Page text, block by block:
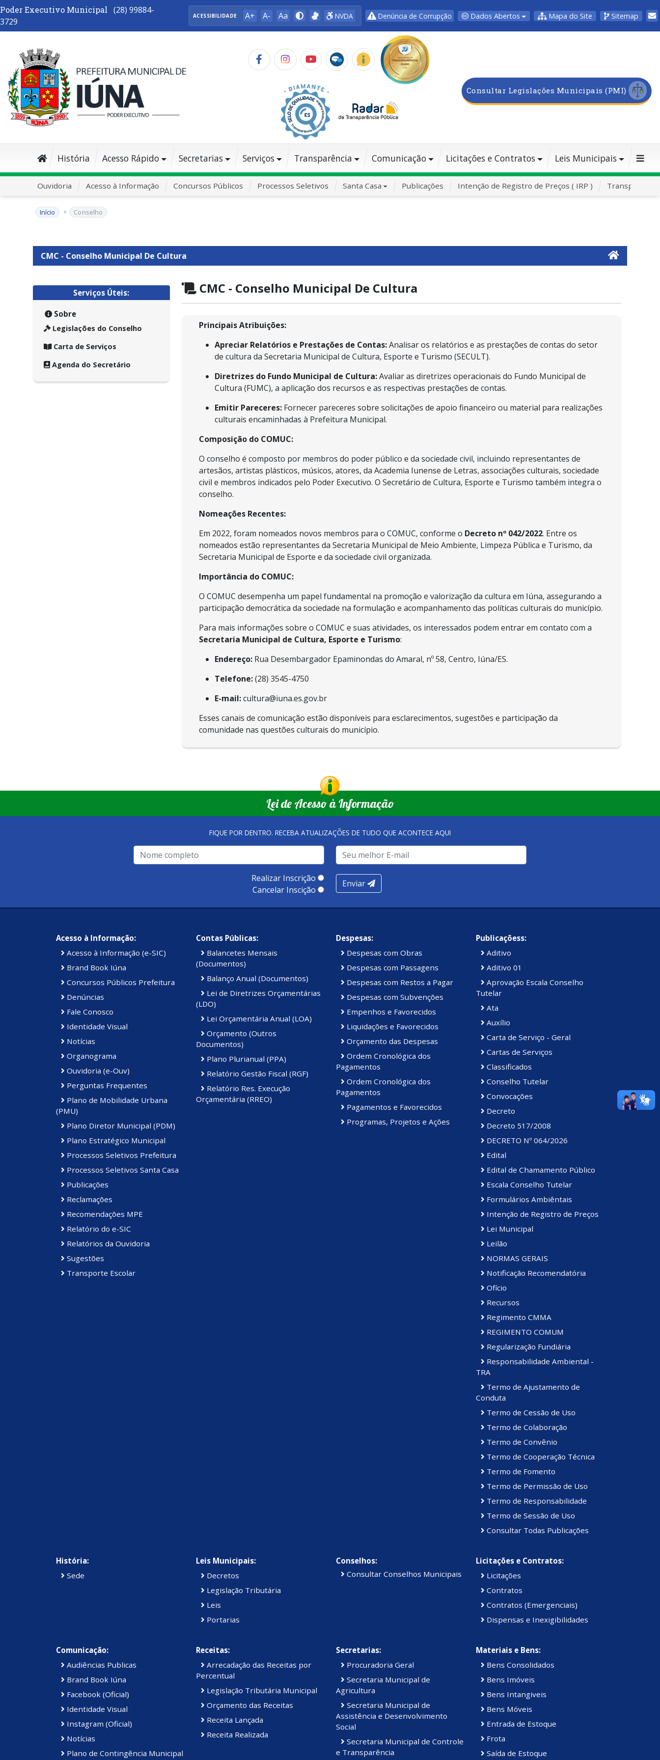
Poder Executivo Municipal
(28) 99884-
3729
ACESSIBILIDADE A+ A- Aa NVDA Denúncia de Corrupção Dados Abertos Mapa do Site Sitemap
Consultar Legislações Municipais (PMI)
História Acesso Rápido Secretarias Serviços Transparência Comunicação Licitações e Contratos Leis Municipais
Ouvidoria Acesso à Informação Concursos Públicos Processos Seletivos Santa Casa Publicações Intenção de Registro de Preços ( IRP ) Transporte
Início Conselho
CMC - Conselho Municipal De Cultura
Serviços Úteis:
Sobre
Legislações do Conselho
Carta de Serviços
Agenda do Secretário
CMC - Conselho Municipal De Cultura
Principais Atribuições:
Apreciar Relatórios e Prestações de Contas:Analisar os relatórios e as prestações de contas do setor
de cultura da Secretaria Municipal de Cultura, Esporte e Turismo (SECULT).
Diretrizes do Fundo Municipal de Cultura:Avaliar as diretrizes operacionais do Fundo Municipal de
Cultura (FUMC), a aplicação dos recursos e as respectivas prestações de contas.
Emitir Pareceres:Fornecer pareceres sobre solicitações de apoio financeiro ou material para realizações
culturais encaminhadas à Prefeitura Municipal.
Composição do COMUC:
O conselho é composto por membros do poder público e da sociedade civil, incluindo representantes de
artesãos, artistas plásticos, músicos, atores, da Academia Iunense de Letras, associações culturais, sociedade
civil e membros indicados pelo Poder Executivo. O Secretário de Cultura, Esporte e Turismo também integra o
conselho.
Nomeações Recentes:
Em 2022, foram nomeados novos membros para o COMUC, conforme o Decreto nº 042/2022. Entre os
nomeados estão representantes da Secretaria Municipal de Meio Ambiente, Limpeza Pública e Turismo, da
Secretaria Municipal de Esporte e da sociedade civil organizada.
Importância do COMUC:
O COMUC desempenha um papel fundamental na promoção e valorização da cultura em Iúna, assegurando a
participação democrática da sociedade na formulação e acompanhamento das políticas culturais do município.
Para mais informações sobre o COMUC e suas atividades, os interessados podem entrar em contato com a
Secretaria Municipal de Cultura, Esporte e Turismo:
Endereço:Rua Desembargador Epaminondas do Amaral, nº 58, Centro, Iúna/ES.
Telefone:(28) 3545-4750
E-mail:cultura@iuna.es.gov.br
Esses canais de comunicação estão disponíveis para esclarecimentos, sugestões e participação da
comunidade nas questões culturais do município.
Lei de Acesso à Informação
FIQUE POR DENTRO. RECEBA ATUALIZAÇÕES DE TUDO QUE ACONTECE AQUI
Realizar Inscrição
Cancelar Inscição
Enviar
Acesso à Informação:
Acesso à Informação (e-SIC)
Brand Book Iúna
Concursos Públicos Prefeitura
Denúncias
Fale Conosco
Identidade Visual
Notícias
Organograma
Ouvidoria (e-Ouv)
Perguntas Frequentes
Plano de Mobilidade Urbana
(PMU)
Plano Diretor Municipal (PDM)
Plano Estratégico Municipal
Processos Seletivos Prefeitura
Processos Seletivos Santa Casa
Publicações
Reclamações
Recomendações MPE
Relatório do e-SIC
Relatórios da Ouvidoria
Sugestões
Transporte Escolar
Contas Públicas:
Balancetes Mensais
(Documentos)
Balanço Anual (Documentos)
Lei de Diretrizes Orçamentárias
(LDO)
Lei Orçamentária Anual (LOA)
Orçamento (Outros
Documentos)
Plano Plurianual (PPA)
Relatório Gestão Fiscal (RGF)
Relatório Res. Execução
Orçamentária (RREO)
Despesas:
Despesas com Obras
Despesas com Passagens
Despesas com Restos a Pagar
Despesas com Subvenções
Empenhos e Favorecidos
Liquidações e Favorecidos
Orçamento das Despesas
Ordem Cronológica dos
Pagamentos
Ordem Cronológica dos
Pagamentos
Pagamentos e Favorecidos
Programas, Projetos e Ações
Publicaçõess:
Aditivo
Aditivo 01
Aprovação Escala Conselho
Tutelar
Ata
Auxílio
Carta de Serviço - Geral
Cartas de Serviços
Classificados
Conselho Tutelar
Convocações
Decreto
Decreto 517/2008
DECRETO Nº 064/2026
Edital
Edital de Chamamento Público
Escala Conselho Tutelar
Formulários Ambiêntais
Intenção de Registro de Preços
Lei Municipal
Leilão
NORMAS GERAIS
Notificação Recomendatória
Ofício
Recursos
Regimento CMMA
REGIMENTO COMUM
Regularização Fundiária
Responsabilidade Ambiental -
TRA
Termo de Ajustamento de
Conduta
Termo de Cessão de Uso
Termo de Colaboração
Termo de Convênio
Termo de Cooperação Técnica
Termo de Fomento
Termo de Permissão de Uso
Termo de Responsabilidade
Termo de Sessão de Uso
Consultar Todas Publicações
História:
Sede
Leis Municipais:
Decretos
Legislação Tributária
Leis
Portarias
Conselhos:
Consultar Conselhos Municipais
Licitações e Contratos:
Licitações
Contratos
Contratos (Emergenciais)
Dispensas e Inexigibilidades
Comunicação:
Audiências Publicas
Brand Book Iúna
Facebook (Oficial)
Identidade Visual
Instagram (Oficial)
Notícias
Plano de Contingência Municipal
Receitas:
Arrecadação das Receitas por
Percentual
Legislação Tributária Municipal
Orçamento das Receitas
Receita Lançada
Receita Realizada
Secretarias:
Procuradoria Geral
Secretaria Municipal de
Agricultura
Secretaria Municipal de
Assistência e Desenvolvimento
Social
Secretaria Municipal de Controle
e Transparência
Materiais e Bens:
Bens Consolidados
Bens Imóveis
Bens Intangiveis
Bens Móveis
Entrada de Estoque
Frota
Saída de Estoque